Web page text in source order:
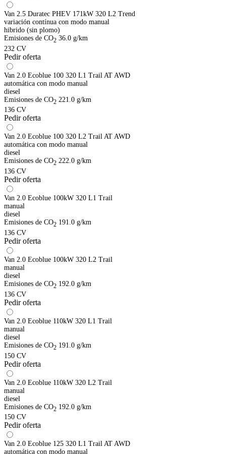
Van 2.5 Duratec PHEV 171kW 320 L2 Trend
variación contínua con modo manual
hibrido (sin plomo)
Emisiones de CO2 36.0 g/km
232 CV
Pedir oferta
Van 2.0 Ecoblue 100 320 L1 Trail AT AWD
automática con modo manual
diesel
Emisiones de CO2 221.0 g/km
136 CV
Pedir oferta
Van 2.0 Ecoblue 100 320 L2 Trail AT AWD
automática con modo manual
diesel
Emisiones de CO2 222.0 g/km
136 CV
Pedir oferta
Van 2.0 Ecoblue 100kW 320 L1 Trail
manual
diesel
Emisiones de CO2 191.0 g/km
136 CV
Pedir oferta
Van 2.0 Ecoblue 100kW 320 L2 Trail
manual
diesel
Emisiones de CO2 192.0 g/km
136 CV
Pedir oferta
Van 2.0 Ecoblue 110kW 320 L1 Trail
manual
diesel
Emisiones de CO2 191.0 g/km
150 CV
Pedir oferta
Van 2.0 Ecoblue 110kW 320 L2 Trail
manual
diesel
Emisiones de CO2 192.0 g/km
150 CV
Pedir oferta
Van 2.0 Ecoblue 125 320 L1 Trail AT AWD
automática con modo manual